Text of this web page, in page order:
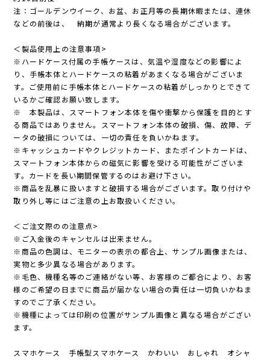
注：ゴールデンウイーク、お盆、お正月等の長期休暇または、連休
などの前後は、 納期が通常より長くなる場合がございます。
＜製品使用上の注意事項>
※ハードケース付属の手帳ケースは、気温や湿度などの影響によ
り、手帳本体とハードケースの粘着があまくなる場合がございま
す。ご使用前に手帳本体とハードケースの粘着がしっかりとできて
いるかご確認お願い致します。
※ 本製品は、スマートフォン本体を傷や衝撃から保護を目的とす
る商品ではありません。スマートフォン本体の破損、傷、故障、デ
ータの破損については、一切の責任を負いかねます。
※キャッシュカードやクレジットカード、またポイントカードは、
スマートフォン本体からの磁気に影響を受ける可能性がございま
す。カードを長い期間保管するのはお避け下さい。
※商品を乱暴に扱いますと破損する場合がございます。取り付けや
取り外し等にはご注意の上お取扱いください。
＜ご注文際のの注意点>
※ご入金後のキャンセルは出来ません。
※商品の色調は、モニターの表示の都合上、サンプル画像または、
実物と多少異なる場合があります。
※毛色、機種名等のご連絡がない等、お客様のご都合により、お客
様のご希望の日までに商品が届かない場合の責任は一切負いかねま
すのでご了承ください。
※機種によっては印刷の位置がサンプル画像と異なる場合がござい
ます。
スマホケース 手帳型スマホケース かわいい おしゃれ オシャ